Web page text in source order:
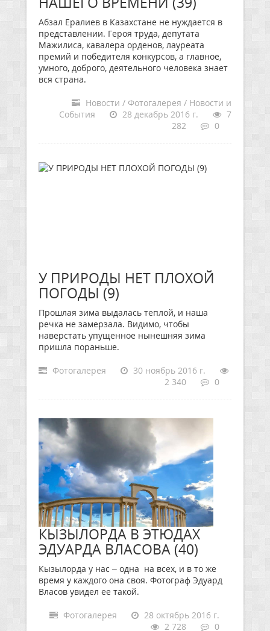
Абзал Ералиев в Казахстане не нуждается в
представлении. Героя труда, депутата
Мажилиса, кавалера орденов, лауреата
премий и победителя конкурсов, а главное,
умного, доброго, деятельного человека знает
вся страна.
Новости / Фотогалерея / Новости и
События
28 декабрь 2016 г.
7
282
0
У ПРИРОДЫ НЕТ ПЛОХОЙ
ПОГОДЫ (9)
Прошлая зима выдалась теплой, и наша
речка не замерзала. Видимо, чтобы
наверстать упущенное нынешняя зима
пришла пораньше.
Фотогалерея
30 ноябрь 2016 г.
2 340
0
КЫЗЫЛОРДА В ЭТЮДАХ
ЭДУАРДА ВЛАСОВА (40)
Кызылорда у нас – одна на всех, и в то же
время у каждого она своя. Фотограф Эдуард
Власов увидел ее такой.
Фотогалерея
28 октябрь 2016 г.
2 728
0